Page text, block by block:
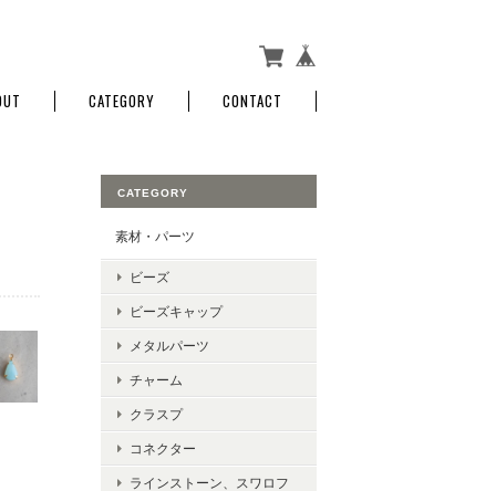
CATEGORY CONTACT
CATEGORY
素材・パーツ
ビーズ
ビーズキャップ
メタルパーツ
チャーム
クラスプ
コネクター
ラインストーン、スワロフ